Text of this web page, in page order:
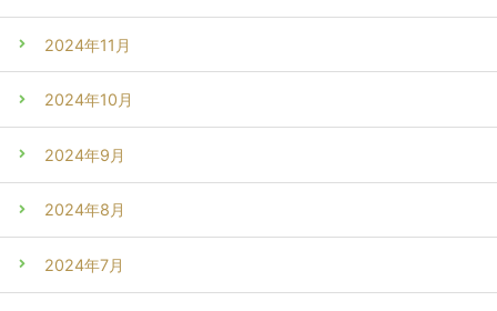
2024年11月
2024年10月
2024年9月
2024年8月
2024年7月